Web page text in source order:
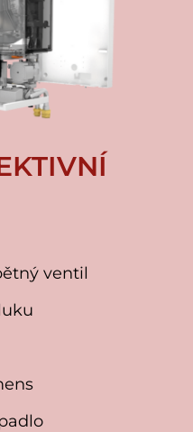
ventil